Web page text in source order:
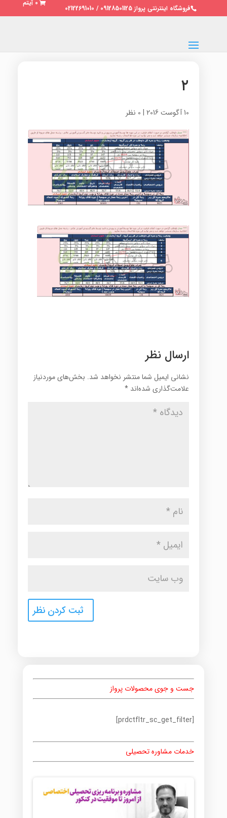
فروشگاه اینترنتی پرواز 09128501125 / 02122691010
0 آیتم
۲
10 آگوست 2016 | 0 نظر
ارسال نظر
نشانی ایمیل شما منتشر نخواهد شد. بخش‌های موردنیاز
علامت‌گذاری شده‌اند *
جست و جوی محصولات پرواز
[prdctfltr_sc_get_filter]
خدمات مشاوره تحصیلی